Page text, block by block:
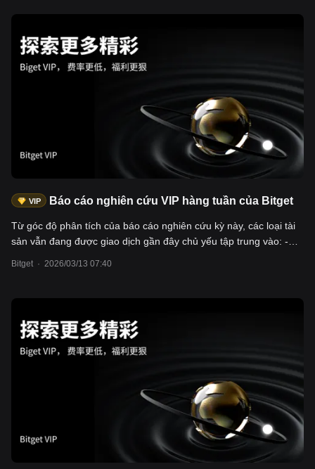
khoán Mỹ chịu áp lực, NAS100 giảm -2,4%, US2000 giảm -2,9%;
- Kim loại quý điều chỉnh: vàng giảm -3,2%, bạc giảm -8,7%. - Thị
trường crypto thể hiện sự vững vàng trong làn sóng trú ẩn an
toàn, BTC tăng +2,0%, ETH tăng +2,8%. Dòng tiền và vốn hóa
stablecoin đều cho thấy: chưa có hiện tượng rút vốn hệ thống.
Người dùng có thể giao dịch các tài sản trên thông qua các khu
vực spot + hợp đồng của ngành crypto, Bitget CFD, hợp đồng cổ
VIP Báo cáo nghiên cứu VIP hàng tuần của Bitget
Từ góc độ phân tích của báo cáo nghiên cứu kỳ này, các loại tài
sản vẫn đang được giao dịch gần đây chủ yếu tập trung vào: -
đồng tương lai chỉ số Nhật Bản (Nikkei 225, JPY), NAS100, v.v.
Nhật Bản là quốc gia nhập khẩu năng lượng, 70-90% dầu thô
nhập khẩu phải đi qua eo biển Hormuz, nếu eo biển Hormuz tiếp
tục bị phong tỏa cộng với giá dầu cao, sẽ dẫn đến suy thoái kinh
tế; - Tài sản mã hóa: BTC, dựa trên xu hướng thị trường và dữ
liệu ETF, giá BTC và đô la Mỹ thể hiện mối tương quan thuận,
lượng dòng vốn ròng vào BTC ETF rất lớn. Người dùng có thể
giao dịch các tài sản nói trên thông qua Bitget Tradfi (CFD) và thị
trường giao ngay.
Bitget · 2026/03/13 07:40